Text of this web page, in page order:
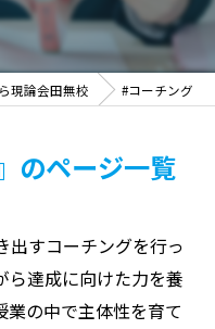
現論会田無校 #コーチング
のページ一覧
出すコーチングを行っ
ら達成に向けた力を養
業の中で主体性を育て